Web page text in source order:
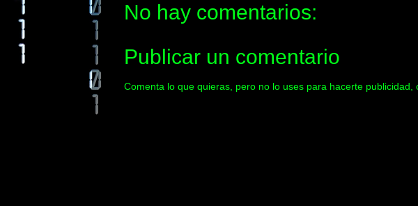
No hay comentarios:
Publicar un comentario
Comenta lo que quieras, pero no lo uses para hacerte publicidad,